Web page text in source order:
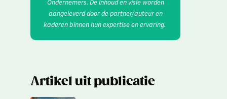
Ondernemers. De inhoud en visie worden
aangeleverd door de partner/auteur en
kaderen binnen hun expertise en ervaring.
Artikel uit publicatie